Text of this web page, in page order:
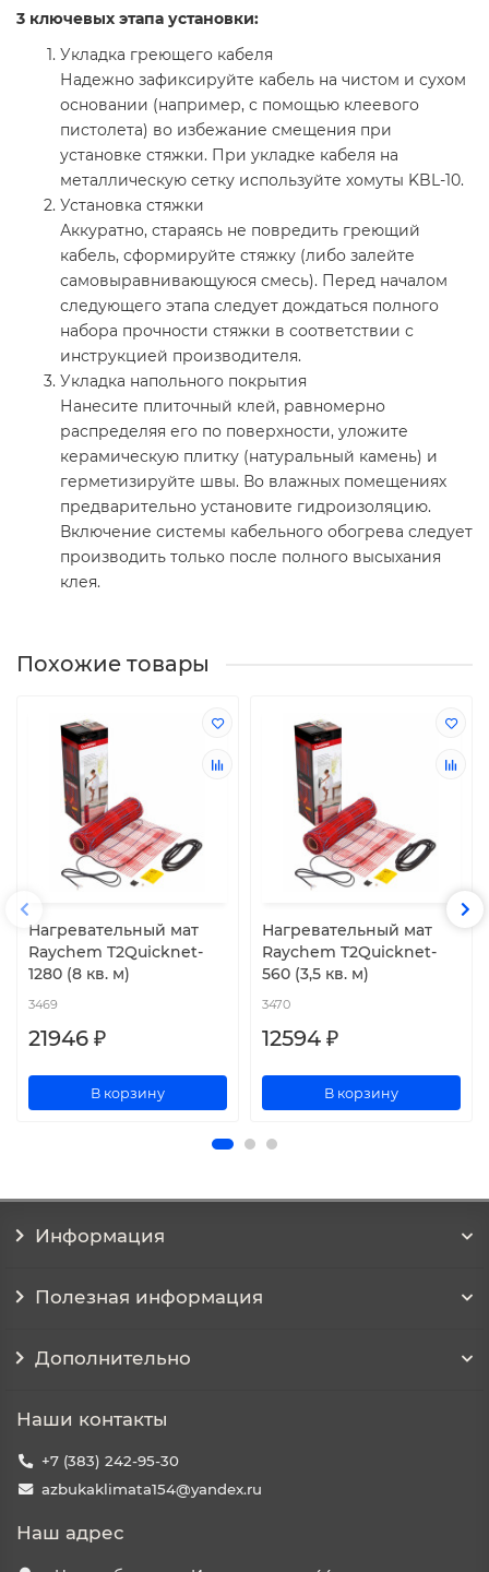
3 ключевых этапа установки:
Укладка греющего кабеля
Надежно зафиксируйте кабель на чистом и сухом
основании (например, с помощью клеевого
пистолета) во избежание смещения при
установке стяжки. При укладке кабеля на
металлическую сетку используйте хомуты KBL-10.
Установка стяжки
Аккуратно, стараясь не повредить греющий
кабель, сформируйте стяжку (либо залейте
самовыравнивающуюся смесь). Перед началом
следующего этапа следует дождаться полного
набора прочности стяжки в соответствии с
инструкцией производителя.
Укладка напольного покрытия
Нанесите плиточный клей, равномерно
распределяя его по поверхности, уложите
керамическую плитку (натуральный камень) и
герметизируйте швы. Во влажных помещениях
предварительно установите гидроизоляцию.
Включение системы кабельного обогрева следует
производить только после полного высыхания
клея.
Похожие товары
Нагревательный мат
Raychem T2Quicknet-
1280 (8 кв. м)
3469
21946 ₽
В корзину
Нагревательный мат
Raychem T2Quicknet-
560 (3,5 кв. м)
3470
12594 ₽
В корзину
Информация
Полезная информация
Дополнительно
Наши контакты
+7 (383) 242-95-30
azbukaklimata154@yandex.ru
Наш адрес